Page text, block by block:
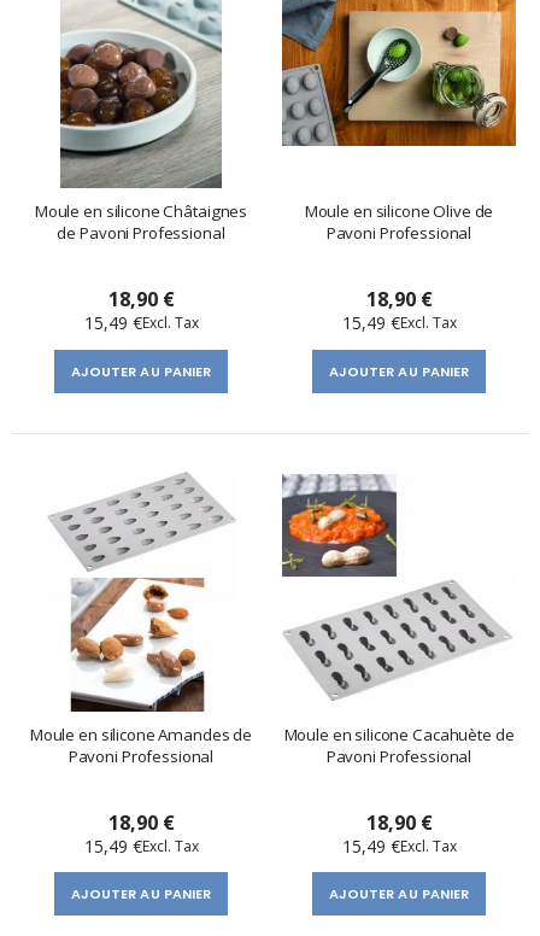
Moule en silicone Châtaignes
de Pavoni Professional
18,90 €
15,49 €
AJOUTER AU PANIER
Moule en silicone Olive de
Pavoni Professional
18,90 €
15,49 €
AJOUTER AU PANIER
Moule en silicone Amandes de
Pavoni Professional
18,90 €
15,49 €
AJOUTER AU PANIER
Moule en silicone Cacahuète de
Pavoni Professional
18,90 €
15,49 €
AJOUTER AU PANIER